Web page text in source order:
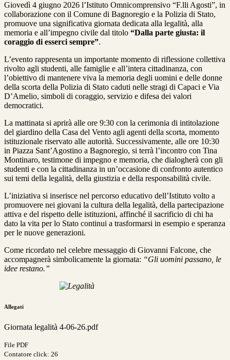
Giovedì 4 giugno 2026 l’Istituto Omnicomprensivo “F.lli Agosti”, in
collaborazione con il Comune di Bagnoregio e la Polizia di Stato,
promuove una significativa giornata dedicata alla legalità, alla
memoria e all’impegno civile dal titolo “Dalla parte giusta: il
coraggio di esserci sempre”.
L’evento rappresenta un importante momento di riflessione collettiva
rivolto agli studenti, alle famiglie e all’intera cittadinanza, con
l’obiettivo di mantenere viva la memoria degli uomini e delle donne
della scorta della Polizia di Stato caduti nelle stragi di Capaci e Via
D’Amelio, simboli di coraggio, servizio e difesa dei valori
democratici.
La mattinata si aprirà alle ore 9:30 con la cerimonia di intitolazione
del giardino della Casa del Vento agli agenti della scorta, momento
istituzionale riservato alle autorità. Successivamente, alle ore 10:30
in Piazza Sant’Agostino a Bagnoregio, si terrà l’incontro con Tina
Montinaro, testimone di impegno e memoria, che dialogherà con gli
studenti e con la cittadinanza in un’occasione di confronto autentico
sui temi della legalità, della giustizia e della responsabilità civile.
L’iniziativa si inserisce nel percorso educativo dell’Istituto volto a
promuovere nei giovani la cultura della legalità, della partecipazione
attiva e del rispetto delle istituzioni, affinché il sacrificio di chi ha
dato la vita per lo Stato continui a trasformarsi in esempio e speranza
per le nuove generazioni.
Come ricordato nel celebre messaggio di Giovanni Falcone, che
accompagnerà simbolicamente la giornata: “Gli uomini passano, le
idee restano.”
Allegati
Giornata legalità 4-06-26.pdf
File PDF
Contatore click: 26